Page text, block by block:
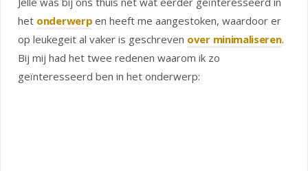
het onderwerp en heeft me aangestoken, waardoor er
op leukegeit al vaker is geschreven over minimaliseren.
Bij mij had het twee redenen waarom ik zo
geïnteresseerd ben in het onderwerp: